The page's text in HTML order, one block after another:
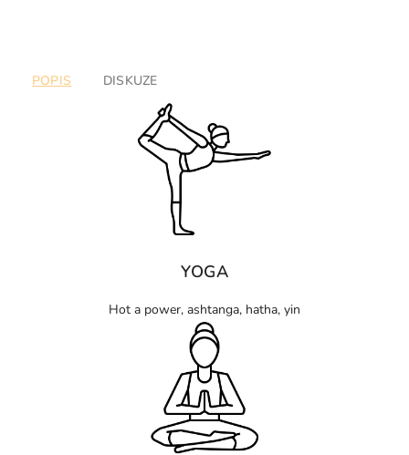
POPIS DISKUZE
YOGA
Hot a power, ashtanga, hatha, yin